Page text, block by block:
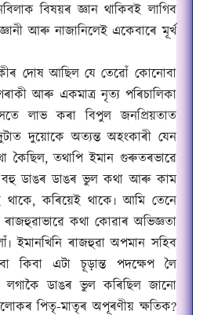
বিষয়ৰ জ্ঞান থাকিবই লাগিব
আৰু নাজানিলেই একেবাৰে মূৰ্খ
দোষ আছিল যে তেৱোঁ কোনোবা
আৰু একমাত্ৰ নৃত্য পৰিচালিকা
লাভ কৰা বিপুল জনপ্ৰিয়তাত
দুটাত দুয়োকেঅত্যন্তঅহংকাৰী যেন
কৈছিল,তথাপি ইমান গুৰুতৰভাৱে
বহু ডাঙৰ ডাঙৰ ভুল কথা আৰু কাম
থাকে,কৰিয়েই থাকে৷ আমি তেনে
কথা কোৱাৰ অভিজ্ঞতা
ইমানখিনি ৰাজহুৱা অপমান সহিব
কিবা এটা চূড়ান্ত পদক্ষেপ লৈ
ডাঙৰ ভুল কৰিছিল জানো
পিতৃ-মাতৃৰ অপূৰণীয় ক্ষতিক?